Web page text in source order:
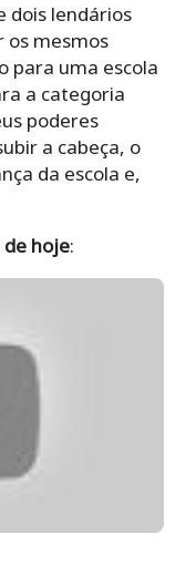
dois lendários
os mesmos
para uma escola
a categoria
poderes
a cabeça, o
da escola e,
de hoje: